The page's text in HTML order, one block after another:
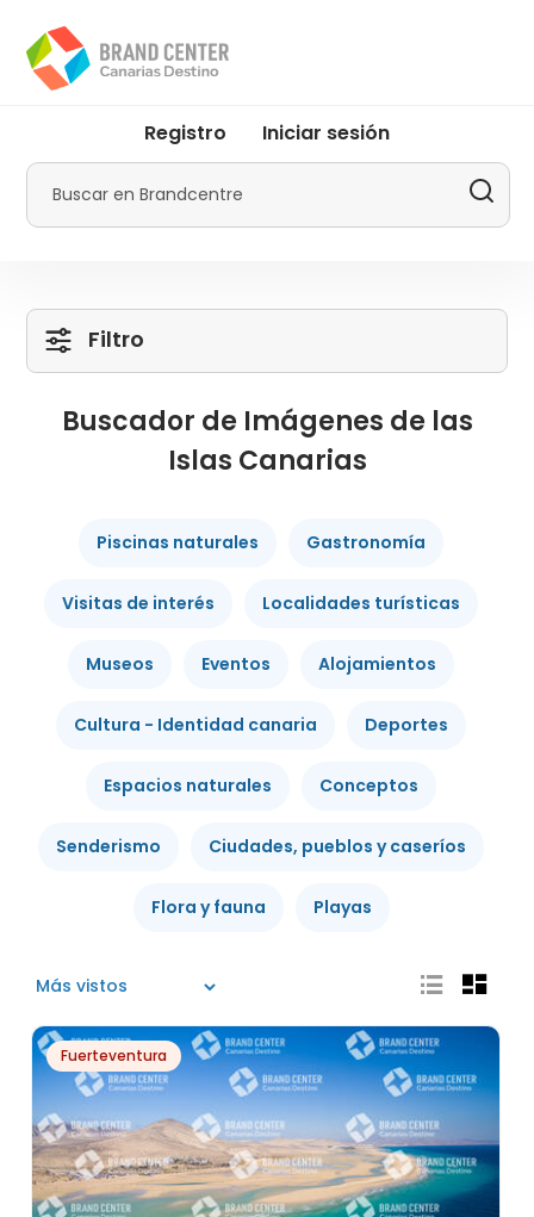
contenido
principal
menu
Promotur
Registro Iniciar sesión
Buscar
Filtro
Buscador de Imágenes de las
Islas Canarias
Piscinas naturales Gastronomía
Visitas de interés Localidades turísticas
Museos Eventos Alojamientos
Cultura - Identidad canaria Deportes
Espacios naturales Conceptos
Senderismo Ciudades, pueblos y caseríos
Flora y fauna Playas
Fuerteventura